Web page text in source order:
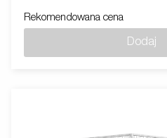
Rekomendowana cena
Dodaj